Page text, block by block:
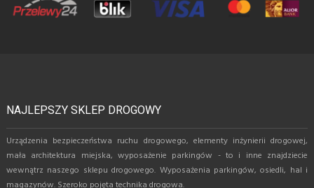
NAJLEPSZY SKLEP DROGOWY
Urządzenia bezpieczeństwa ruchu drogowego, elementy inżynierii drogowej,
mała architektura miejska, wyposażenie parkingów - to i inne znajdziecie
wewnątrz naszego sklepu drogowego. Wyposażenia parkingów, osiedli, hal i